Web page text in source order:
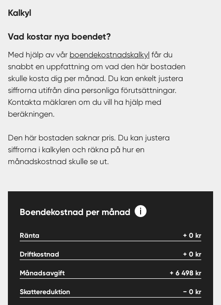
Kalkyl
Vad kostar nya boendet?
Med hjälp av vår boendekostnadskalkyl får du
snabbt en uppfattning om vad den här bostaden
skulle kosta dig per månad. Du kan enkelt justera
siffrorna utifrån dina personliga förutsättningar.
Kontakta mäklaren om du vill ha hjälp med
beräkningen.
Den här bostaden saknar pris. Du kan justera
siffrorna i kalkylen och räkna på hur en
månadskostnad skulle se ut.
Boendekostnad per månad
Ränta + 0 kr
Driftkostnad + 0 kr
Månadsavgift + 6 498 kr
Skattereduktion − 0 kr